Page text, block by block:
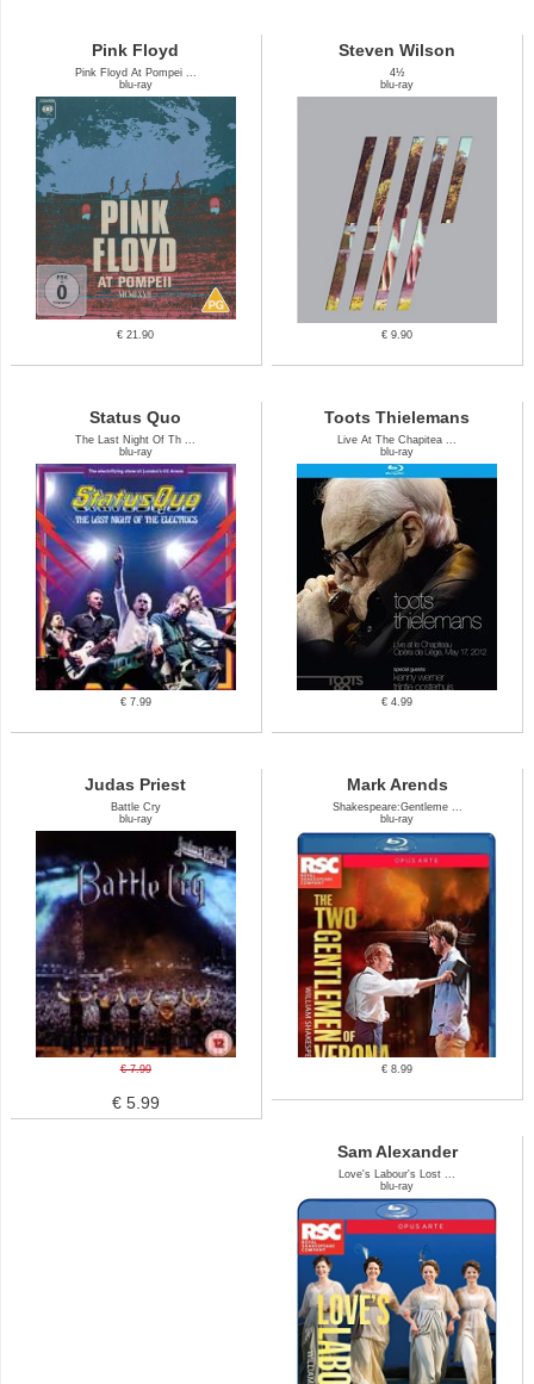
Pink Floyd
Pink Floyd At Pompei ...
blu-ray
€ 21.90
Steven Wilson
4½
blu-ray
€ 9.90
Status Quo
The Last Night Of Th ...
blu-ray
€ 7.99
Toots Thielemans
Live At The Chapitea ...
blu-ray
€ 4.99
Judas Priest
Battle Cry
blu-ray
€ 7.99
€ 5.99
Mark Arends
Shakespeare:Gentleme ...
blu-ray
€ 8.99
Sam Alexander
Love's Labour's Lost ...
blu-ray